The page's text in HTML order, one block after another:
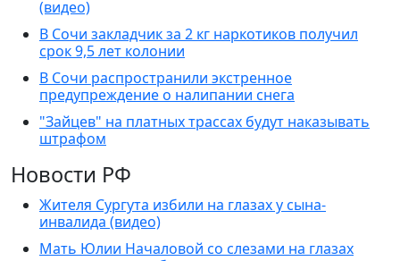
(видео)
В Сочи закладчик за 2 кг наркотиков получил
срок 9,5 лет колонии
В Сочи распространили экстренное
предупреждение о налипании снега
"Зайцев" на платных трассах будут наказывать
штрафом
Новости РФ
Жителя Сургута избили на глазах у сына-
инвалида (видео)
Мать Юлии Началовой со слезами на глазах